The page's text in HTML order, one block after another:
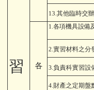
習
13.其他臨時交
各
1. 各項機具設備
2.實習材料之分
3 負責科實習設
4.財產之定期盤